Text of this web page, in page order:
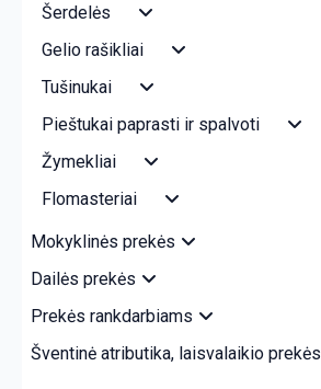
Šerdelės
Gelio rašikliai
Tušinukai
Pieštukai paprasti ir spalvoti
Žymekliai
Flomasteriai
Mokyklinės prekės
Dailės prekės
Prekės rankdarbiams
Šventinė atributika, laisvalaikio prekės